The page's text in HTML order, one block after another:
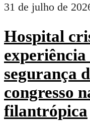
31 de julho de
Hospital
experiência
segurança
congresso
filantrópica